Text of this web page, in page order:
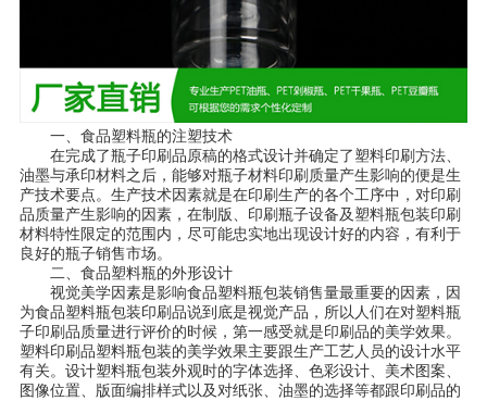
一、食品塑料瓶的注塑技术
在完成了瓶子印刷品原稿的格式设计并确定了塑料印刷方法、
油墨与承印材料之后，能够对瓶子材料印刷质量产生影响的便是生
产技术要点。生产技术因素就是在印刷生产的各个工序中，对印刷
品质量产生影响的因素，在制版、印刷瓶子设备及塑料瓶包装印刷
材料特性限定的范围内，尽可能忠实地出现设计好的内容，有利于
良好的瓶子销售市场。
二、食品塑料瓶的外形设计
视觉美学因素是影响食品塑料瓶包装销售量最重要的因素，因
为食品塑料瓶包装印刷品说到底是视觉产品，所以人们在对塑料瓶
子印刷品质量进行评价的时候，第一感受就是印刷品的美学效果。
塑料印刷品塑料瓶包装的美学效果主要跟生产工艺人员的设计水平
有关。设计塑料瓶包装外观时的字体选择、色彩设计、美术图案、
图像位置、版面编排样式以及对纸张、油墨的选择等都跟印刷品的